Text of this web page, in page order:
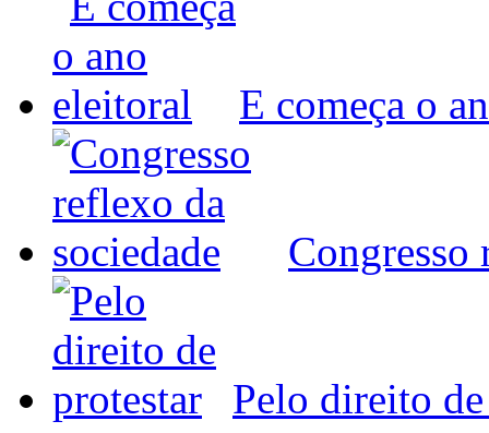
E começa o
Congresso
Pelo direito